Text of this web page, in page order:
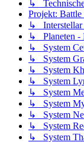
↳
Projekt: Battle
↳ Interstellar
↳ Planeten -
↳ System
↳ System
↳ System
↳ System
↳ System
↳ System
↳ System
↳ System
↳ System